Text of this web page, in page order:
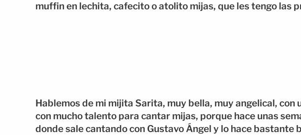
muffin en lechita, cafecito o atolito mijas, que les tengo las
Hablemos de mi mijita Sarita, muy bella, muy angelical, con
con mucho talento para cantar mijas, porque hace unas
donde sale cantando con Gustavo Ángel y lo hace bastante